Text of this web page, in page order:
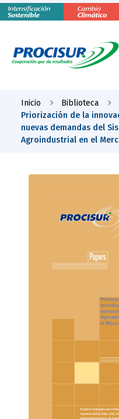
Inicio
Biblioteca
Priorización de la
nuevas demandas del
Agroindustrial en el